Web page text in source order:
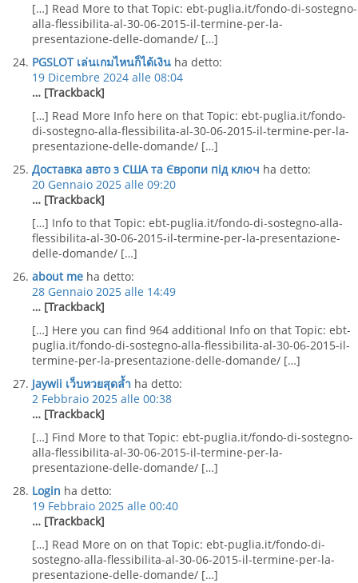
[…] Read More to that Topic: ebt-puglia.it/fondo-di-sostegno-
alla-flessibilita-al-30-06-2015-il-termine-per-la-
presentazione-delle-domande/ […]
PGSLOT เล่นเกมไหนก็ได้เงิน ha detto:
19 Dicembre 2024 alle 08:04
… [Trackback]
[…] Read More Info here on that Topic: ebt-puglia.it/fondo-
di-sostegno-alla-flessibilita-al-30-06-2015-il-termine-per-la-
presentazione-delle-domande/ […]
Доставка авто з США та Європи під ключ ha detto:
20 Gennaio 2025 alle 09:20
… [Trackback]
[…] Info to that Topic: ebt-puglia.it/fondo-di-sostegno-alla-
flessibilita-al-30-06-2015-il-termine-per-la-presentazione-
delle-domande/ […]
about me ha detto:
28 Gennaio 2025 alle 14:49
… [Trackback]
[…] Here you can find 964 additional Info on that Topic: ebt-
puglia.it/fondo-di-sostegno-alla-flessibilita-al-30-06-2015-il-
termine-per-la-presentazione-delle-domande/ […]
Jaywii เว็บหวยสุดล้ำ ha detto:
2 Febbraio 2025 alle 00:38
… [Trackback]
[…] Find More to that Topic: ebt-puglia.it/fondo-di-sostegno-
alla-flessibilita-al-30-06-2015-il-termine-per-la-
presentazione-delle-domande/ […]
Login ha detto:
19 Febbraio 2025 alle 00:40
… [Trackback]
[…] Read More on on that Topic: ebt-puglia.it/fondo-di-
sostegno-alla-flessibilita-al-30-06-2015-il-termine-per-la-
presentazione-delle-domande/ […]